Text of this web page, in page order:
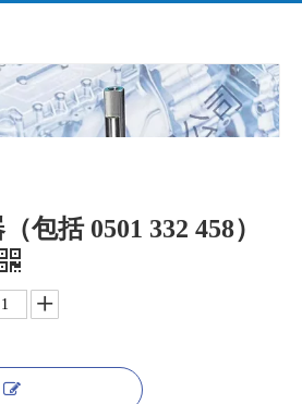
包括 0501 332 458）